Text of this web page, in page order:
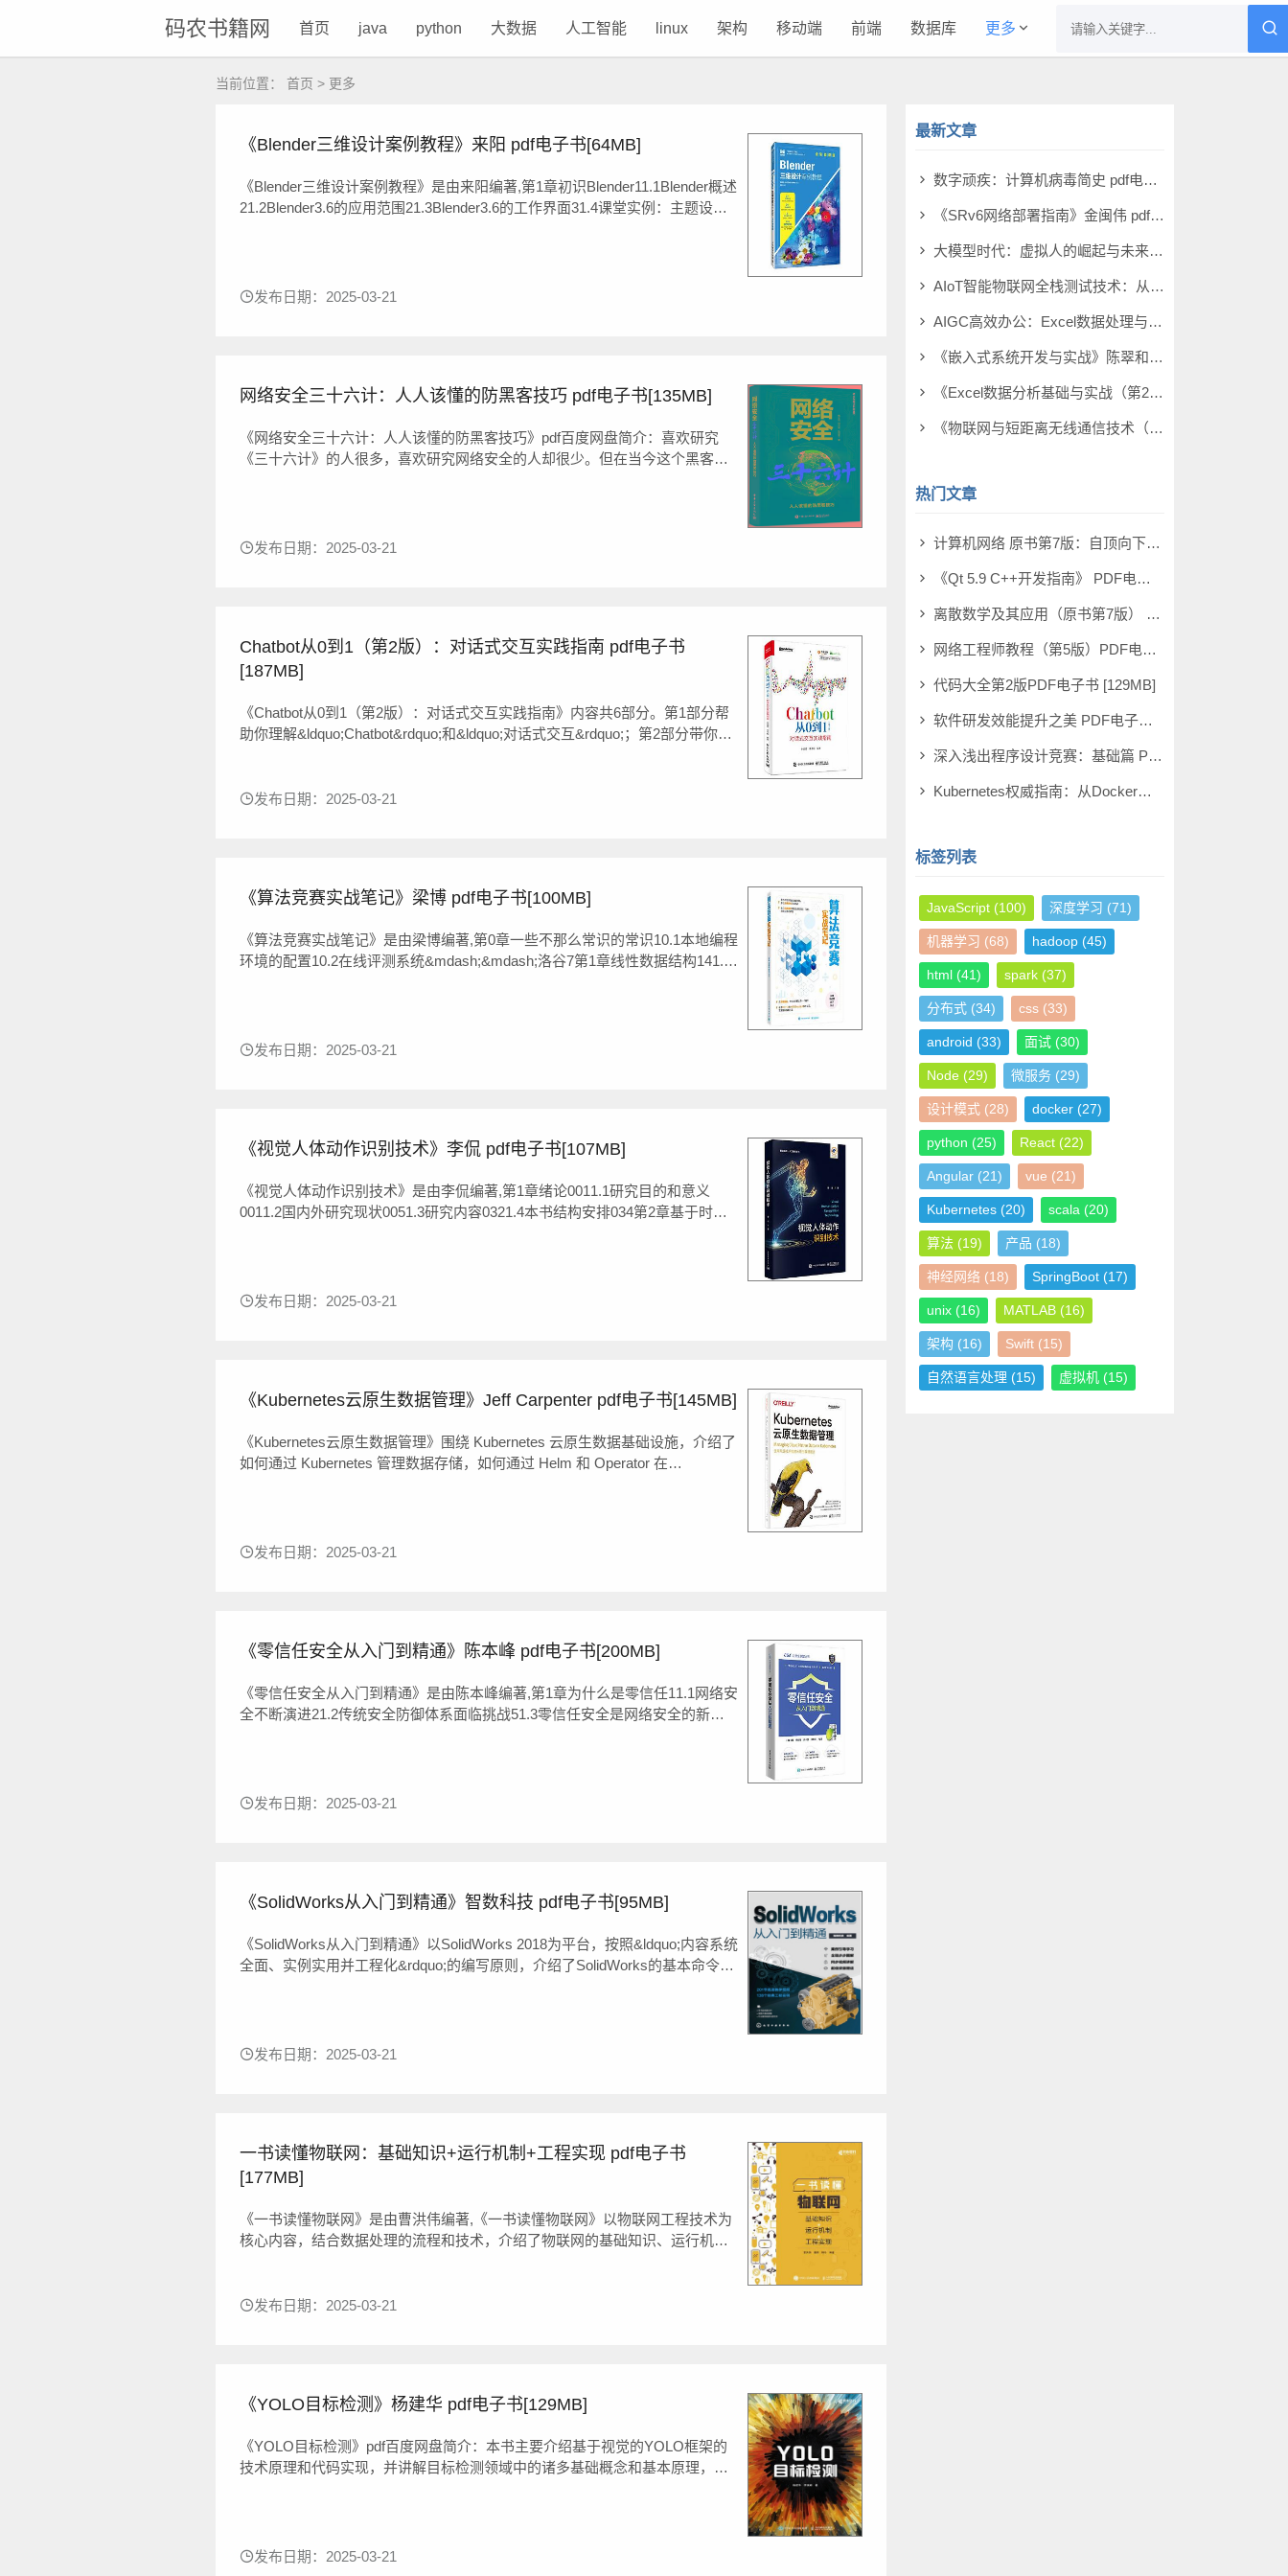
码农书籍网 首页 java python 大数据 人工智能 linux 架构 移动端 前端 数据库 更多
当前位置： 首页 > 更多
《Blender三维设计案例教程》来阳 pdf电子书[64MB]
《Blender三维设计案例教程》是由来阳编著,第1章初识Blender11.1Blender概述
21.2Blender3.6的应用范围21.3Blender3.6的工作界面31.4课堂实例：主题设置
发布日期：2025-03-21
网络安全三十六计：人人该懂的防黑客技巧 pdf电子书[135MB]
《网络安全三十六计：人人该懂的防黑客技巧》pdf百度网盘简介：喜欢研究
《三十六计》的人很多，喜欢研究网络安全的人却很少。但在当今这个黑客威
发布日期：2025-03-21
Chatbot从0到1（第2版）：对话式交互实践指南 pdf电子书
[187MB]
《Chatbot从0到1（第2版）：对话式交互实践指南》内容共6部分。第1部分帮
助你理解&ldquo;Chatbot&rdquo;和&ldquo;对话式交互&rdquo;；第2部分带你了
发布日期：2025-03-21
《算法竞赛实战笔记》梁博 pdf电子书[100MB]
《算法竞赛实战笔记》是由梁博编著,第0章一些不那么常识的常识10.1本地编程
环境的配置10.2在线评测系统&mdash;&mdash;洛谷7第1章线性数据结构141.1
发布日期：2025-03-21
《视觉人体动作识别技术》李侃 pdf电子书[107MB]
《视觉人体动作识别技术》是由李侃编著,第1章绪论0011.1研究目的和意义
0011.2国内外研究现状0051.3研究内容0321.4本书结构安排034第2章基于时序
发布日期：2025-03-21
《Kubernetes云原生数据管理》Jeff Carpenter pdf电子书[145MB]
《Kubernetes云原生数据管理》围绕 Kubernetes 云原生数据基础设施，介绍了
如何通过 Kubernetes 管理数据存储，如何通过 Helm 和 Operator 在
发布日期：2025-03-21
《零信任安全从入门到精通》陈本峰 pdf电子书[200MB]
《零信任安全从入门到精通》是由陈本峰编著,第1章为什么是零信任11.1网络安
全不断演进21.2传统安全防御体系面临挑战51.3零信任安全是网络安全的新选
发布日期：2025-03-21
《SolidWorks从入门到精通》智数科技 pdf电子书[95MB]
《SolidWorks从入门到精通》以SolidWorks 2018为平台，按照&ldquo;内容系统
全面、实例实用并工程化&rdquo;的编写原则，介绍了SolidWorks的基本命令、
发布日期：2025-03-21
一书读懂物联网：基础知识+运行机制+工程实现 pdf电子书
[177MB]
《一书读懂物联网》是由曹洪伟编著,《一书读懂物联网》以物联网工程技术为
核心内容，结合数据处理的流程和技术，介绍了物联网的基础知识、运行机制
系结构、物联网的应用、数据的感知、物体的辨识、嵌入式系统、局域连接
发布日期：2025-03-21
《YOLO目标检测》杨建华 pdf电子书[129MB]
《YOLO目标检测》pdf百度网盘简介：本书主要介绍基于视觉的YOLO框架的
技术原理和代码实现，并讲解目标检测领域中的诸多基础概念和基本原理，在
发布日期：2025-03-21
最新文章
数字顽疾：计算机病毒简史 pdf电子书[14MB]
《SRv6网络部署指南》金闽伟 pdf电子书[14MB]
大模型时代：虚拟人的崛起与未来 pdf电子书[9MB]
AIoT智能物联网全栈测试技术：从原理到实战 pdf电子书[7MB]
AIGC高效办公：Excel数据处理与分析（微课版） pdf电子书[39MB]
《嵌入式系统开发与实战》陈翠和 pdf电子书[49MB]
《Excel数据分析基础与实战（第2版）（微课版）》徐晓昭 pdf电子书[27MB]
《物联网与短距离无线通信技术（第3版）》董健 pdf电子书[19MB]
热门文章
计算机网络 原书第7版：自顶向下方法 PDF电子书 [73MB]
《Qt 5.9 C++开发指南》 PDF电子书 [277MB]
离散数学及其应用（原书第7版） PDF电子书 [174MB]
网络工程师教程（第5版）PDF电子书 [108MB]
代码大全第2版PDF电子书 [129MB]
软件研发效能提升之美 PDF电子书 [14MB]
深入浅出程序设计竞赛：基础篇 PDF电子书 [98MB]
Kubernetes权威指南：从Docker到Kubernetes实践全接触（第5版） PDF电子书 [115MB]
标签列表
JavaScript (100) 深度学习 (71)
机器学习 (68) hadoop (45)
html (41) spark (37)
分布式 (34) css (33)
android (33) 面试 (30)
Node (29) 微服务 (29)
设计模式 (28) docker (27)
python (25) React (22)
Angular (21) vue (21)
Kubernetes (20) scala (20)
算法 (19) 产品 (18)
神经网络 (18) SpringBoot (17)
unix (16) MATLAB (16)
架构 (16) Swift (15)
自然语言处理 (15) 虚拟机 (15)